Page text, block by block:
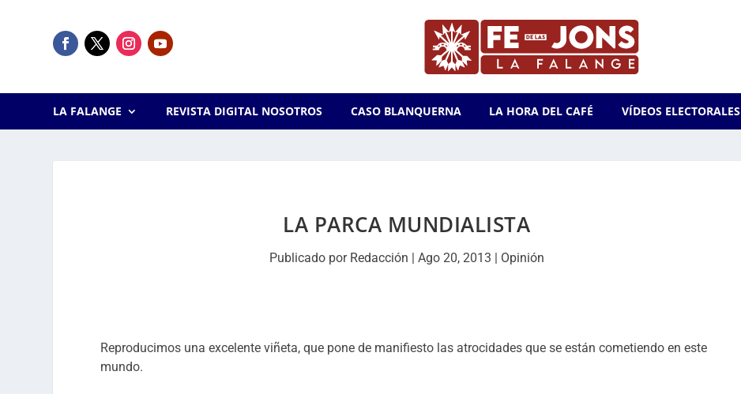
LA FALANGE REVISTA DIGITAL NOSOTROS CASO BLANQUERNA LA HORA DEL CAFÉ VÍDEOS ELECTORALES
LA PARCA MUNDIALISTA
Publicado por Redacción | Ago 20, 2013 | Opinión
Reproducimos una excelente viñeta, que pone de manifiesto las atrocidades que se están cometiendo en este
mundo.